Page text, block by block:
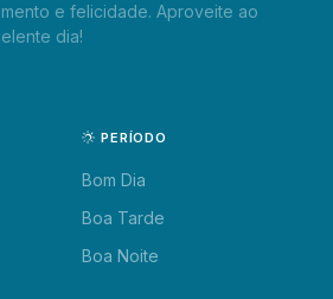
e felicidade. Aproveite ao
dia!
PERÍODO
Bom Dia
Boa Tarde
Boa Noite